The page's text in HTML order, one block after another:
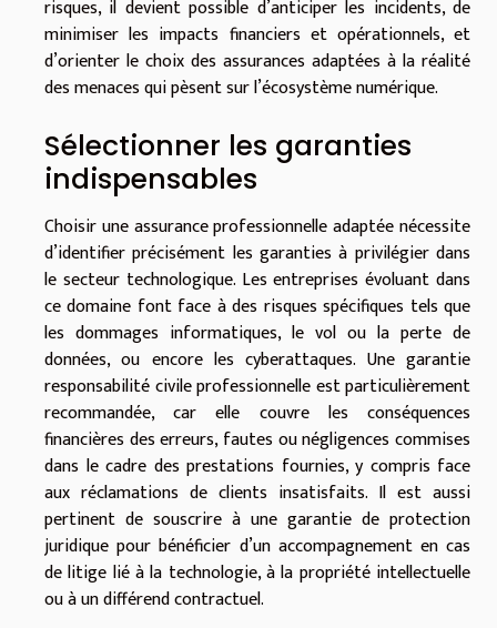
risques, il devient possible d’anticiper les incidents, de
minimiser les impacts financiers et opérationnels, et
d’orienter le choix des assurances adaptées à la réalité
des menaces qui pèsent sur l’écosystème numérique.
Sélectionner les garanties
indispensables
Choisir une assurance professionnelle adaptée nécessite
d’identifier précisément les garanties à privilégier dans
le secteur technologique. Les entreprises évoluant dans
ce domaine font face à des risques spécifiques tels que
les dommages informatiques, le vol ou la perte de
données, ou encore les cyberattaques. Une garantie
responsabilité civile professionnelle est particulièrement
recommandée, car elle couvre les conséquences
financières des erreurs, fautes ou négligences commises
dans le cadre des prestations fournies, y compris face
aux réclamations de clients insatisfaits. Il est aussi
pertinent de souscrire à une garantie de protection
juridique pour bénéficier d’un accompagnement en cas
de litige lié à la technologie, à la propriété intellectuelle
ou à un différend contractuel.